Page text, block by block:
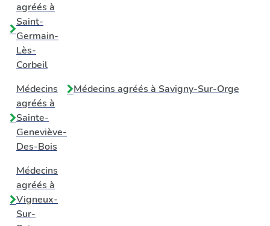
agréés à
Saint-
Germain-
Lès-
Corbeil
Médecins
agréés à
Sainte-
Geneviève-
Des-Bois
Médecins agréés à Savigny-Sur-Orge
Médecins
agréés à
Vigneux-
Sur-